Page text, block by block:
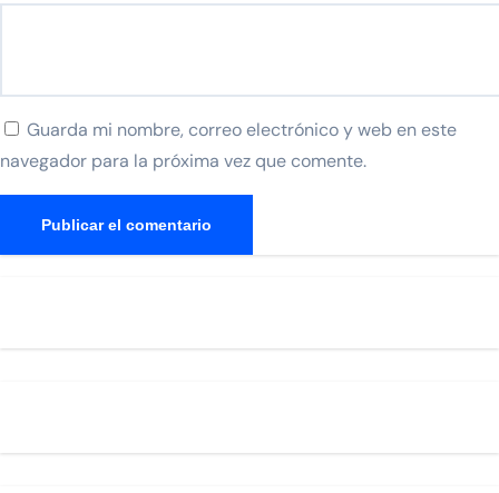
Guarda mi nombre, correo electrónico y web en este
navegador para la próxima vez que comente.